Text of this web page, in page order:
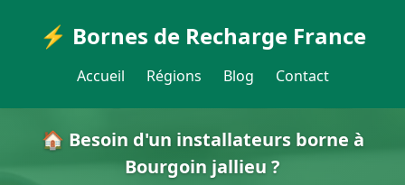
⚡ Bornes de Recharge France
Accueil Régions Blog Contact
🏠 Besoin d'un installateurs borne à
Bourgoin jallieu ?